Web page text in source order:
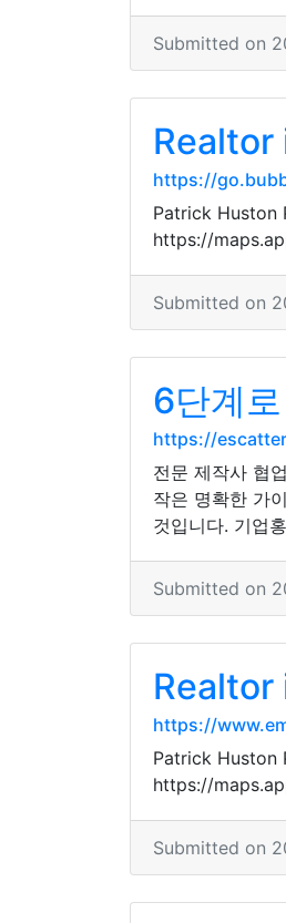
Submitted on
Realtor
https://
Patrick Huston
https://
Submitted on
6단계
https://
전문 제작사 협
작은 명확한 가
것입니다. 기업
Submitted on
Realtor
https://
Patrick Huston
https://
Submitted on